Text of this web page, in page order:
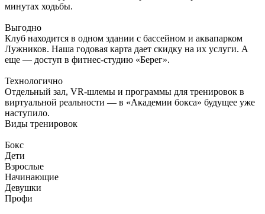
минутах ходьбы.
Выгодно
Клуб находится в одном здании с бассейном и аквапарком
Лужников. Наша годовая карта дает скидку на их услуги. А
еще — доступ в фитнес-студию «Берег».
Технологично
Отдельный зал, VR-шлемы и программы для тренировок в
виртуальной реальности — в «Академии бокса» будущее уже
наступило.
Виды тренировок
Бокс
Дети
Взрослые
Начинающие
Девушки
Профи